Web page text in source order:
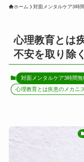
ホーム 対面メンタルケア3時
心理教育とは
不安を取り除く
対面メンタルケア3時間無
心理教育とは疾患のメカニ